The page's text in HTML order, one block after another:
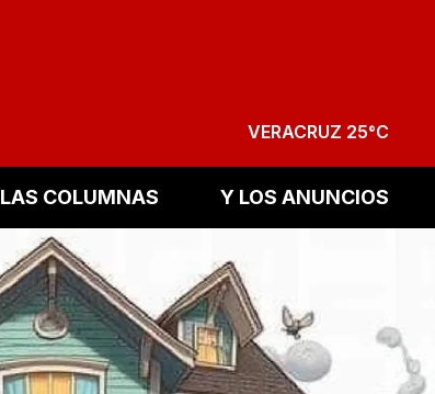
VERACRUZ 25°C
LAS COLUMNAS Y LOS ANUNCIOS